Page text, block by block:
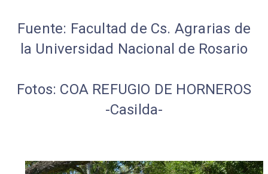
Fuente: Facultad de Cs. Agrarias de
la Universidad Nacional de Rosario
Fotos: COA REFUGIO DE HORNEROS
-Casilda-